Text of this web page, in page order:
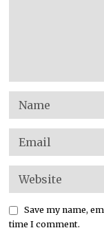
Save my name,
time I comment.